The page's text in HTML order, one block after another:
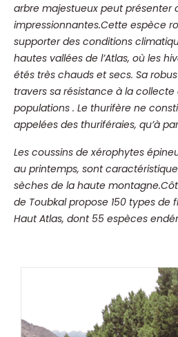
arbre majestueux peut présenter
impressionnantes.Cette espèce
supporter des conditions
hautes vallées de l’Atlas, où les
étés très chauds et secs. Sa
travers sa résistance à la
populations . Le thurifère ne
appelées des thuriféraies, qu’à
Les coussins de xérophytes
au printemps, sont
sèches de la haute
de Toubkal propose 150 types de
Haut Atlas, dont 55 espèces